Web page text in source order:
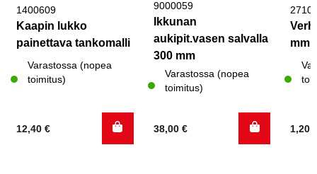
1400609
Kaapin lukko
painettava tankomalli
Varastossa (nopea
toimitus)
12,40 €
9000059
Ikkunan
aukipit.vasen salvalla
300 mm
Varastossa (nopea
toimitus)
38,00 €
mm
1,20